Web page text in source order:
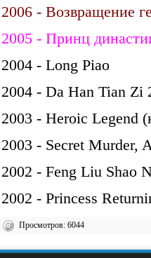
2006 - Возвращение
2005 - Принц
2004 - Long Piao
2004 - Da Han Tian Zi
2003 - Heroic Legend
2003 - Secret Murder,
2002 - Feng Liu Shao
2002 - Princess
Просмотров: 6044